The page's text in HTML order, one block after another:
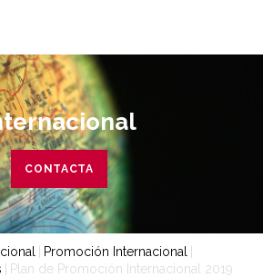
CONTACTA
Promoción Internacional
Plan de Promoción Internacional 2019